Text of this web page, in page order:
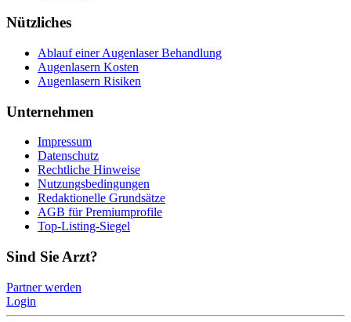
Nützliches
Ablauf einer Augenlaser Behandlung
Augenlasern Kosten
Augenlasern Risiken
Unternehmen
Impressum
Datenschutz
Rechtliche Hinweise
Nutzungsbedingungen
Redaktionelle Grundsätze
AGB für Premiumprofile
Top-Listing-Siegel
Sind Sie Arzt?
Partner werden
Login